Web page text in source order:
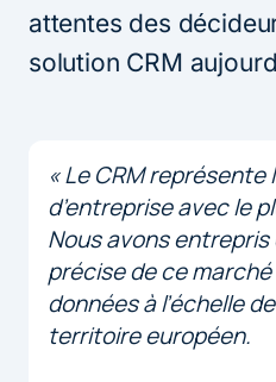
attentes des
solution CRM
« Le CRM représente
d’entreprise avec le
Nous avons
précise de ce
données à l’échelle
territoire européen.